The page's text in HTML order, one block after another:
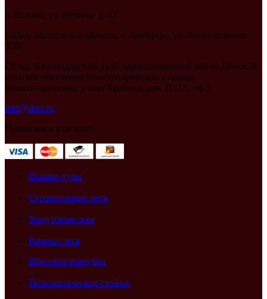
г. Яхрома, ул. Ленина, д. 42
Склад: Московская область, г. Люберцы, ул. Инициативная
30В
Склад: Краснодарский край, муниципальный район Динской,
сельское поселение Новотитаровское, станица
Новотитаровская, улица Крайняя, дом 2Г/2А, оф.5
info@dzsl.ru
Принимаем к оплате:
Вышки-туры
Строительные леса
Хомутовые леса
Рамные леса
Щитовая опалубка
Телескопические стойки